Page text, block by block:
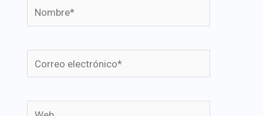
Nombre*
Correo
electrónico*
Web